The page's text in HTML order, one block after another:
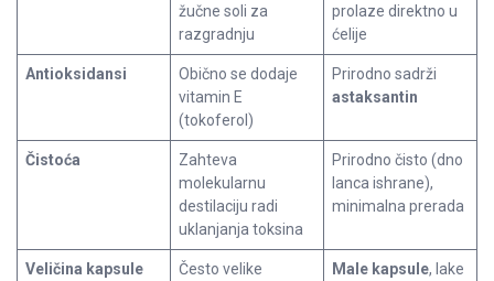
žučne soli za
razgradnju
prolaze direktno u
ćelije
Antioksidansi
Obično se dodaje
vitamin E
(tokoferol)
Prirodno sadrži
astaksantin
Čistoća
Zahteva
molekularnu
destilaciju radi
uklanjanja toksina
Prirodno čisto (dno
lanca ishrane),
minimalna prerada
Veličina kapsule
Često velike
Male kapsule, lake